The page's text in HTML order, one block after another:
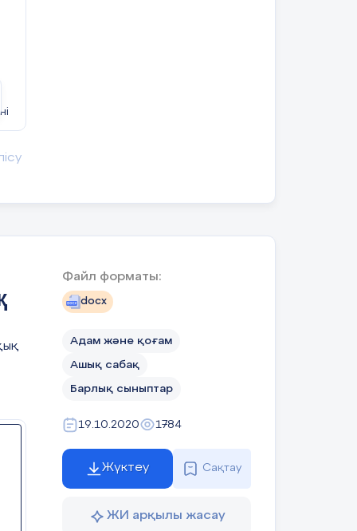
Файл форматы:
docx
Адам және қоғам
Ашық сабақ
Барлық сыныптар
19.10.2020 1784
Жүктеу Сақтау
ЖИ арқылы жасау